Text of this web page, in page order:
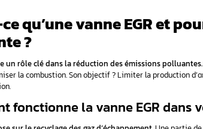
Sommaire